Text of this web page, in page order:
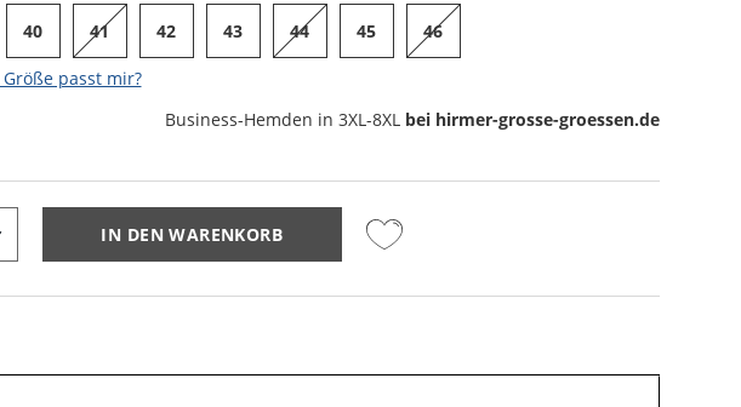
40 41 42 43 44 45 46
passt mir?
Business-Hemden in 3XL-8XL bei hirmer-grosse-groessen.de
IN DEN WARENKORB